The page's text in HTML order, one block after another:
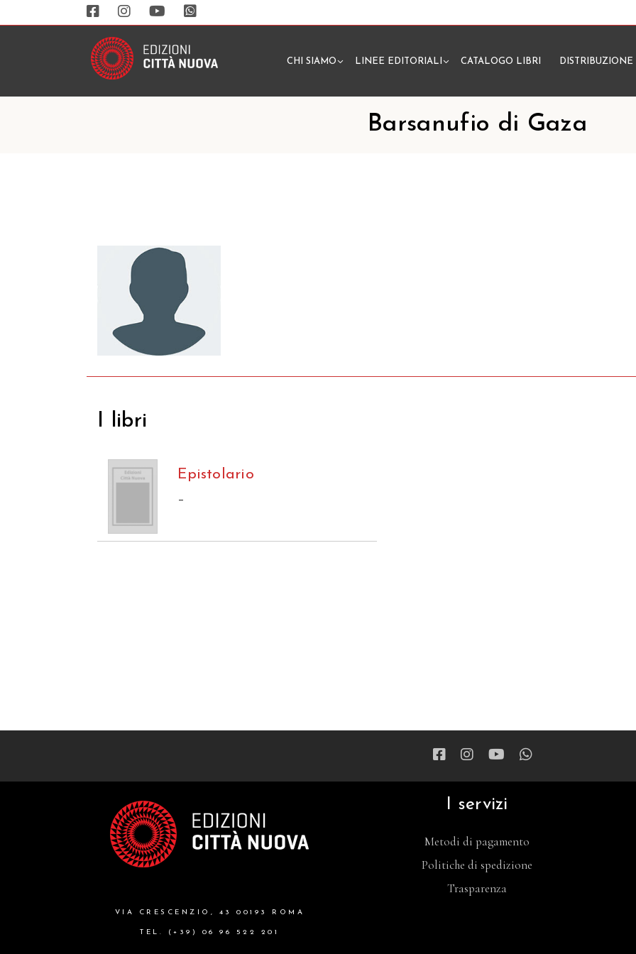
CHI SIAMO LINEE EDITORIALI CATALOGO LIBRI DISTRIBUZIONE
Barsanufio di Gaza
I libri
Epistolario
–
VIA CRESCENZIO, 43 00193 ROMA
TEL. (+39) 06 96 522 201
I servizi
Metodi di pagamento
Politiche di spedizione
Trasparenza